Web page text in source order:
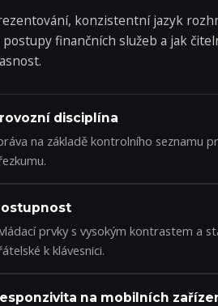
konzistentní jazyk
finančních služeb a jak
disciplína
na základě kontrolního seznamu
prvky s vysokým kontrastem a
k klávesnici.
na mobilních